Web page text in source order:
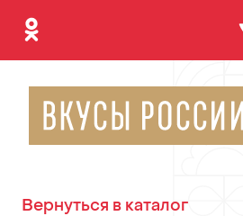
Одноклассники
Вернуться в каталог